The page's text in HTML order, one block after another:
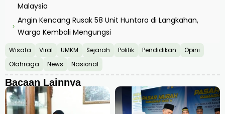
Malaysia
›
Angin Kencang Rusak 58 Unit Huntara di Langkahan,
Warga Kembali Mengungsi
Wisata Viral UMKM Sejarah Politik Pendidikan
Opini
Olahraga
News Nasional
Bacaan Lainnya